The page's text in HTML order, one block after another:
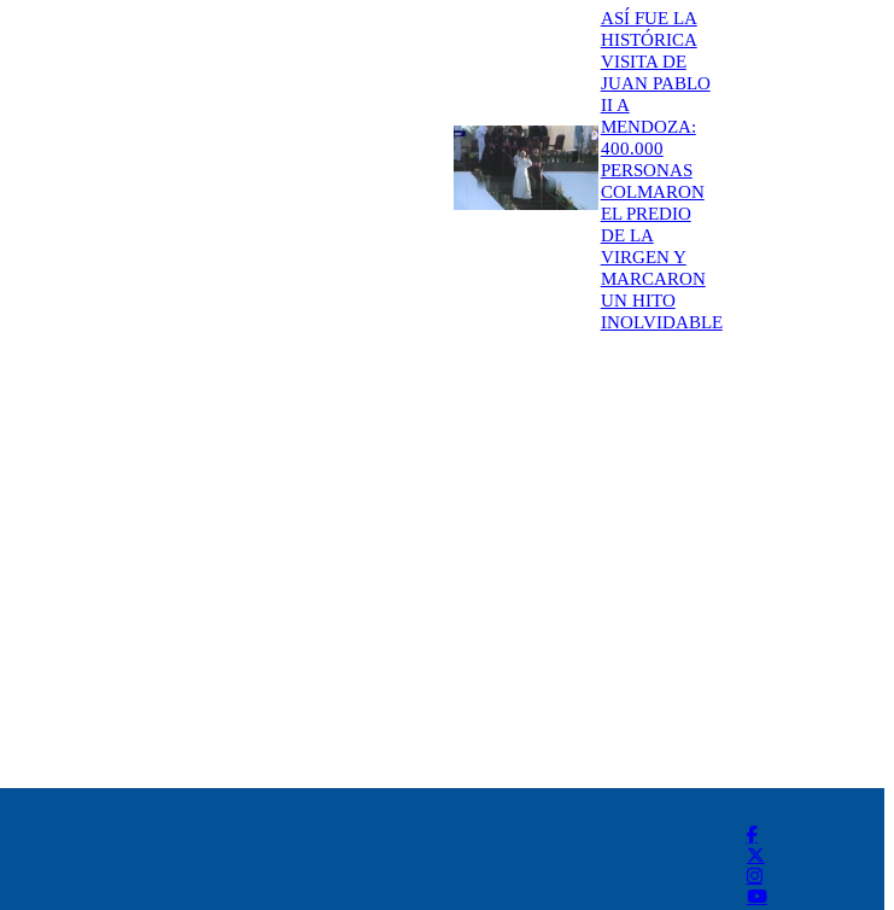
ASÍ FUE LA
HISTÓRICA
VISITA DE
JUAN PABLO
II A
MENDOZA:
400.000
PERSONAS
COLMARON
EL PREDIO
DE LA
VIRGEN Y
MARCARON
UN HITO
INOLVIDABLE